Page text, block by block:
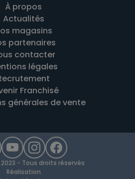
À propos
Actualités
magasins
partenaires
contacter
légales
Franchisé
générales de vente
- Tous droits réservés
Réalisation